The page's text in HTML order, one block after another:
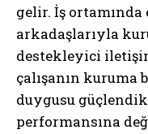
gelir. İş ortamında
arkadaşlarıyla
destekleyici
çalışanın kuruma
duygusu
performansına